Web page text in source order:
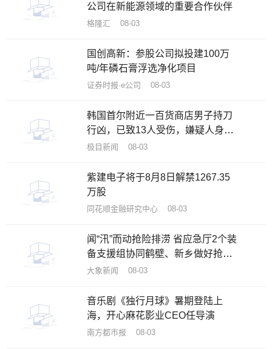
公司在新能源领域的重要合作伙伴
格隆汇 08-03
国创高新：参股公司拟投建100万
吨/年磷石膏浮选净化项目
证券时报·e公司 08-03
韩国首尔附近一百货商店男子持刀
行凶，已致13人受伤，嫌疑人身份
已确认
极目新闻 08-03
紫建电子将于8月8日解禁1267.35
万股
同花顺金融研究中心 08-03
闻“汛”而动抢险排涝 省应急厅2个装
备支援组协同鹤壁、新乡做好抢排
工作
大象新闻 08-03
音乐剧《独行月球》暑期登陆上
海，开心麻花影业CEO任导演
南方都市报 08-03